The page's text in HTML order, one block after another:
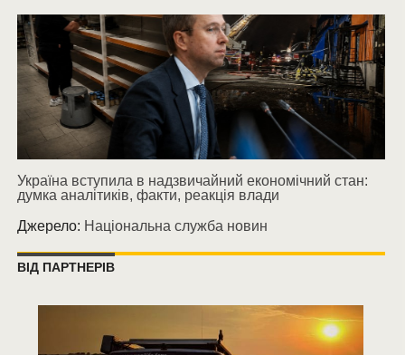
Україна вступила в надзвичайний економічний стан:
думка аналітиків, факти, реакція влади
Джерело: Національна служба новин
ВІД ПАРТНЕРІВ